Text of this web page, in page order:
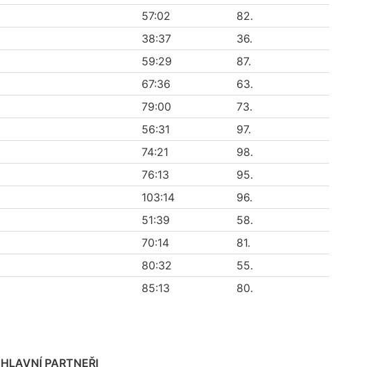
57:02
82.
38:37
36.
59:29
87.
67:36
63.
79:00
73.
56:31
97.
74:21
98.
76:13
95.
103:14
96.
51:39
58.
70:14
81.
80:32
55.
85:13 80.
HLAVNÍ PARTNEŘI